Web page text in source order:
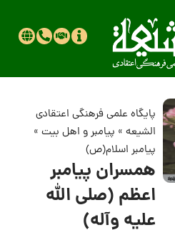
پایگاه علمی فرهنگی اعتقادی
الشیعه» پیامبر و اهل بیت»
پیامبر اسلام(ص)
همسران پیامبر
اعظم (صلى الله
علیه وآله)